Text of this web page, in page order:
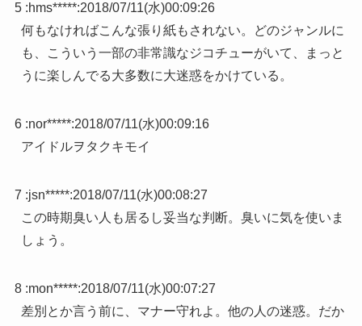
5 :hms*****:2018/07/11(水)00:09:26
何もなければこんな張り紙もされない。どのジャンルに
も、こういう一部の非常識なジコチューがいて、まっと
うに楽しんでる大多数に大迷惑をかけている。
6 :nor*****:2018/07/11(水)00:09:16
アイドルヲタクキモイ
7 :jsn*****:2018/07/11(水)00:08:27
この時期臭い人も居るし妥当な判断。臭いに気を使いま
しょう。
8 :mon*****:2018/07/11(水)00:07:27
差別とか言う前に、マナー守れよ。他の人の迷惑。だか